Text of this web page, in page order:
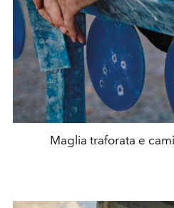
Maglia traforata e